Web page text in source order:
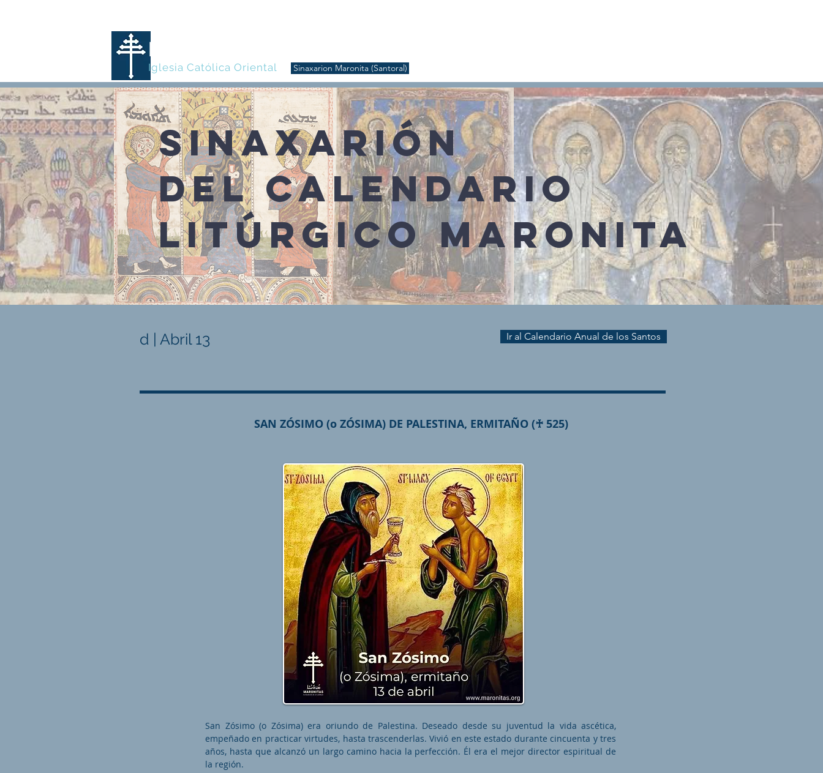
MARONITAS
Iglesia Católica Oriental
Sinaxarion Maronita (Santoral)
SINAXARIÓN
DEL CALENDARIO
LITÚRGICO MARONITA
d | Abril 13 Ir al Calendario Anual de los Santos
SAN ZÓSIMO (o ZÓSIMA) DE PALESTINA, ERMITAÑO (♰ 525)
San Zósimo (o Zósima) era oriundo de Palestina. Deseado desde su juventud la vida ascética,
empeñado en practicar virtudes, hasta trascenderlas. Vivió en este estado durante cincuenta y tres
años, hasta que alcanzó un largo camino hacia la perfección. Él era el mejor director espiritual de
la región.